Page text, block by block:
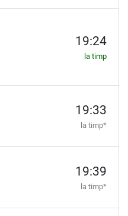
19:24
la timp
19:33
la timp*
19:39
la timp*